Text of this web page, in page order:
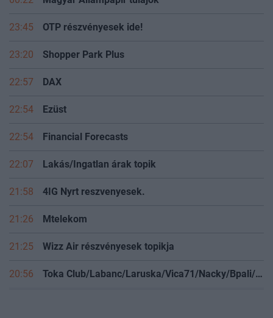
23:45 OTP részvényesek ide!
23:20 Shopper Park Plus
22:57 DAX
22:54 Ezüst
22:54 Financial Forecasts
22:07 Lakás/Ingatlan árak topik
21:58 4IG Nyrt reszvenyesek.
21:26 Mtelekom
21:25 Wizz Air részvényesek topikja
20:56 Toka Club/Labanc/Laruska/Vica71/Nacky/Bpali/Oldrider/Josefernando/Mcbull/Kawaszabi